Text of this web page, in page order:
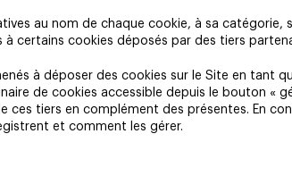
au nom de chaque cookie, à sa catégorie,
certains cookies déposés par des tiers
à déposer des cookies sur le Site en tant
de cookies accessible depuis le bouton «
tiers en complément des présentes. En
et comment les gérer.